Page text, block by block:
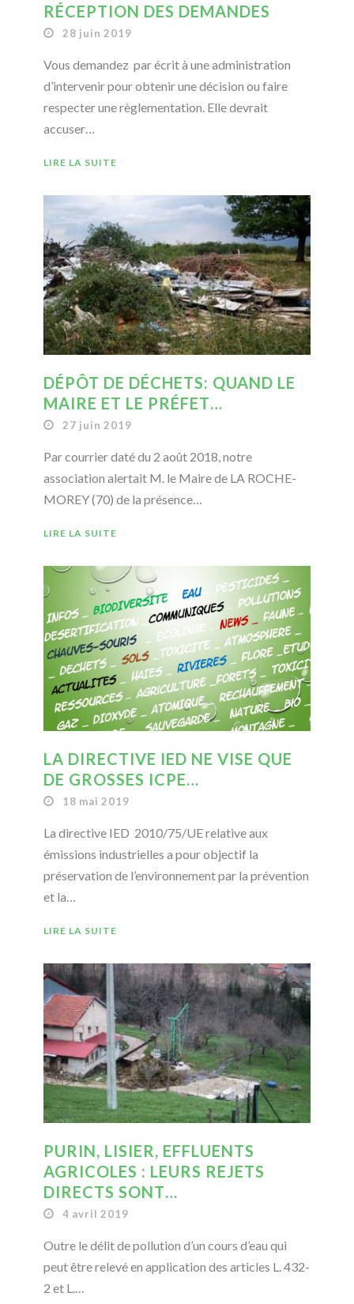
RÉCEPTION DES DEMANDES
28 juin 2019
Vous demandez par écrit à une administration
d’intervenir pour obtenir une décision ou faire
respecter une règlementation. Elle devrait
accuser…
LIRE LA SUITE
DÉPÔT DE DÉCHETS: QUAND LE
MAIRE ET LE PRÉFET…
27 juin 2019
Par courrier daté du 2 août 2018, notre
association alertait M. le Maire de LA ROCHE-
MOREY (70) de la présence…
LIRE LA SUITE
LA DIRECTIVE IED NE VISE QUE
DE GROSSES ICPE…
18 mai 2019
La directive IED 2010/75/UE relative aux
émissions industrielles a pour objectif la
préservation de l’environnement par la prévention
et la…
LIRE LA SUITE
PURIN, LISIER, EFFLUENTS
AGRICOLES : LEURS REJETS
DIRECTS SONT…
4 avril 2019
Outre le délit de pollution d’un cours d’eau qui
peut être relevé en application des articles L. 432-
2 et L.…